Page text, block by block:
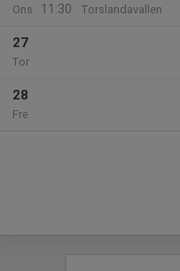
Ons
11:30
Torslandavallen
27
Tor
28
Fre